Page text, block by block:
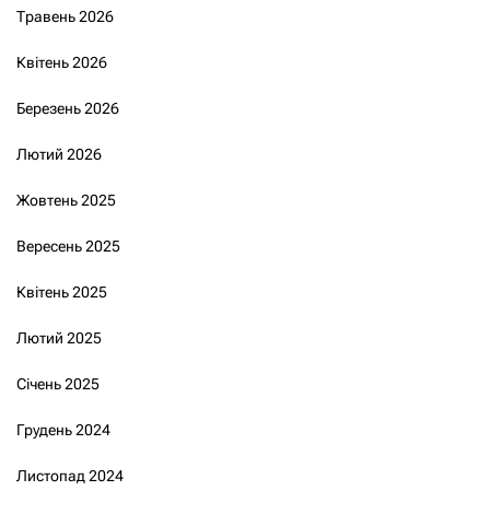
Травень 2026
Квітень 2026
Березень 2026
Лютий 2026
Жовтень 2025
Вересень 2025
Квітень 2025
Лютий 2025
Січень 2025
Грудень 2024
Листопад 2024